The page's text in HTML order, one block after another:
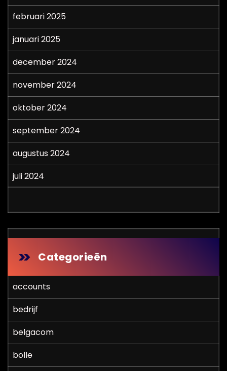
februari 2025
januari 2025
december 2024
november 2024
oktober 2024
september 2024
augustus 2024
juli 2024
Categorieën
accounts
bedrijf
belgacom
bolle